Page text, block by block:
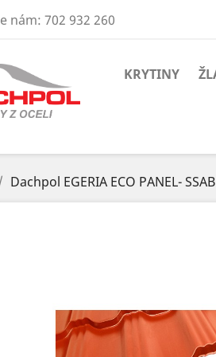
nám: 702 932 260
KRYTINY
Dachpol EGERIA ECO PANEL-